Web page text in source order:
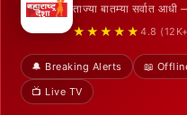
ताज्या बातम्या सर्वात
★★★★★ 4.8
🔔 Breaking Alerts 📖 Offline
📺 Live TV